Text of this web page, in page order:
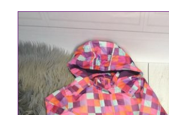
IN DEN WARENKORB /